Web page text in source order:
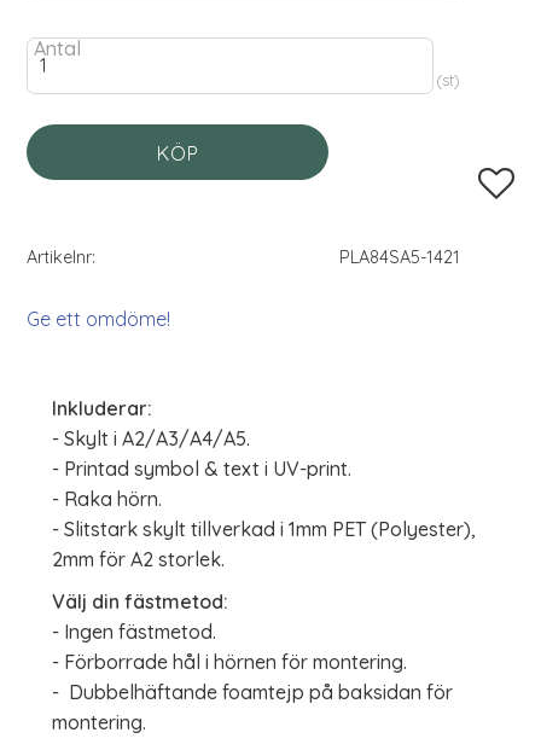
Antal
st
KÖP
Lägg
Artikelnr PLA84SA5-1421
Ge ett omdöme!
Inkluderar:
- Skylt i A2/A3/A4/A5.
- Printad symbol & text i UV-print.
- Raka hörn.
- Slitstark skylt tillverkad i 1mm PET (Polyester),
2mm för A2 storlek.
Välj din fästmetod:
- Ingen fästmetod.
- Förborrade hål i hörnen för montering.
- Dubbelhäftande foamtejp på baksidan för
montering.